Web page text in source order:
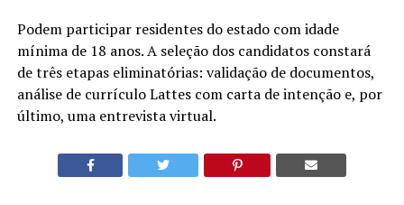
Podem participar residentes do estado com idade
mínima de 18 anos. A seleção dos candidatos constará
de três etapas eliminatórias: validação de documentos,
análise de currículo Lattes com carta de intenção e, por
último, uma entrevista virtual.